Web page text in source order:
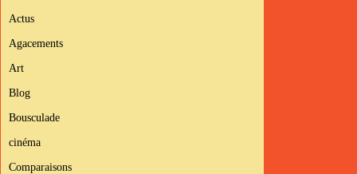
Actus
Agacements
Art
Blog
Bousculade
cinéma
Comparaisons